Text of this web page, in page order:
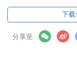
下载
分享至